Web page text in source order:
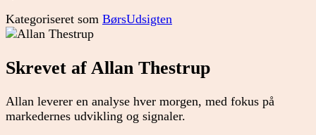
Kategoriseret som BørsUdsigten
Skrevet af Allan Thestrup
Allan leverer en analyse hver morgen, med fokus på
markedernes udvikling og signaler.